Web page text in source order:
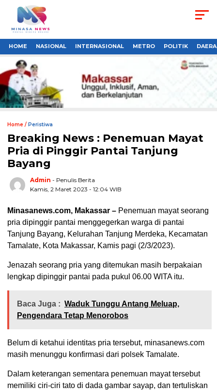
HOME NASIONAL INTERNASIONAL METRO POLITIK
Home / Peristiwa
Breaking News : Penemuan Mayat
Pria di Pinggir Pantai Tanjung
Bayang
Admin - Penulis Berita
Kamis, 2 Maret 2023 - 12:04 WIB
Minasanews.com, Makassar – Penemuan mayat seorang
pria dipinggir pantai menggegerkan warga di pantai
Tanjung Bayang, Kelurahan Tanjung Merdeka, Kecamatan
Tamalate, Kota Makassar, Kamis pagi (2/3/2023).
Jenazah seorang pria yang ditemukan masih berpakaian
lengkap dipinggir pantai pada pukul 06.00 WITA itu.
Baca Juga : Waduk Tunggu Antang Meluap,
Pengendara Tetap Menorobos
Belum di ketahui identitas pria tersebut, minasanews.com
masih menunggu konfirmasi dari polsek Tamalate.
Dalam keterangan sementara penemuan mayat tersebut
memiliki ciri-ciri tato di dada gambar sayap, dan tertuliskan